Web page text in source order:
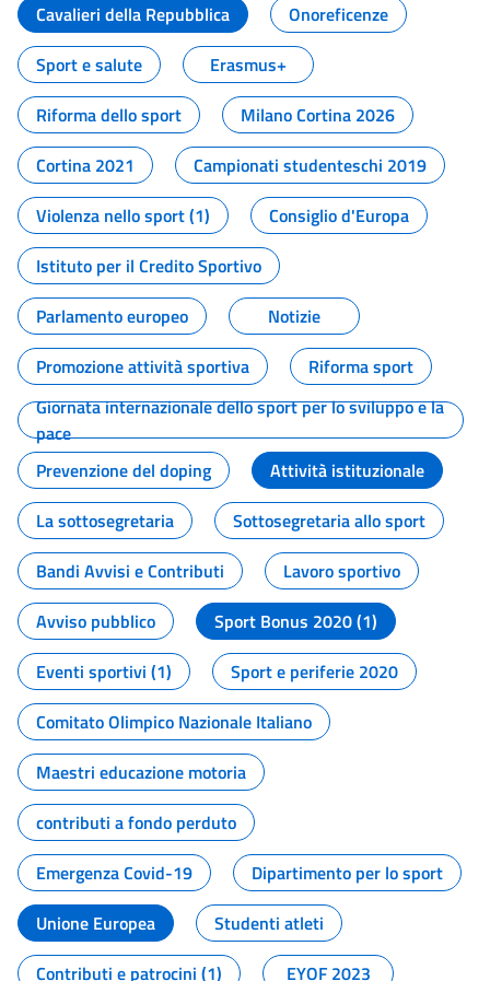
Cavalieri della Repubblica
Onoreficenze
Sport e salute
Erasmus+
Riforma dello sport
Milano Cortina 2026
Cortina 2021
Campionati studenteschi 2019
Violenza nello sport (1)
Consiglio d'Europa
Istituto per il Credito Sportivo
Parlamento europeo
Notizie
Promozione attività sportiva
Riforma sport
Giornata internazionale dello sport per lo sviluppo e la
pace
Prevenzione del doping
Attività istituzionale
La sottosegretaria
Sottosegretaria allo sport
Bandi Avvisi e Contributi
Lavoro sportivo
Avviso pubblico
Sport Bonus 2020 (1)
Eventi sportivi (1)
Sport e periferie 2020
Comitato Olimpico Nazionale Italiano
Maestri educazione motoria
contributi a fondo perduto
Emergenza Covid-19
Dipartimento per lo sport
Unione Europea
Studenti atleti
Contributi e patrocini (1)
EYOF 2023